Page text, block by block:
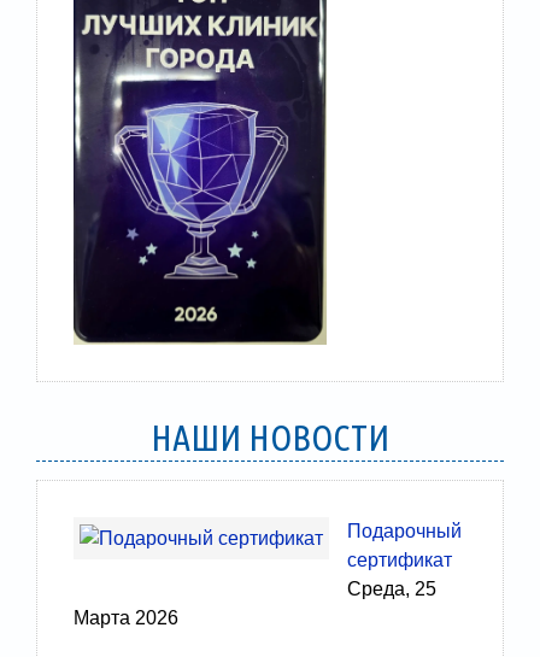
НАШИ НОВОСТИ
Подарочный
сертификат
Среда, 25
Марта 2026